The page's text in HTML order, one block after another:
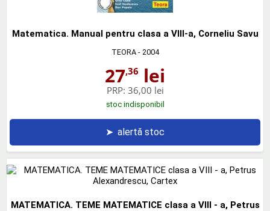
Matematica. Manual pentru clasa a VIII-a, Corneliu Savu
TEORA- 2004
27,36 lei
PRP: 36,00 lei
stoc indisponibil
➤ alertă stoc
MATEMATICA. TEME MATEMATICE clasa a VIII - a, Petrus